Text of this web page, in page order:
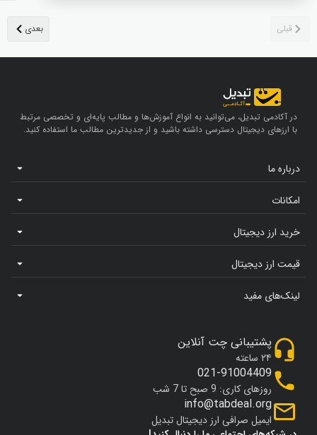
در آکادمی تبدیل، می‌توانید به انواع آموزش‌ها و مطالب پایه‌ای و تخصصی مرتبط
با ارزهای دیجیتال دسترسی داشته باشید و از جدیدترین مطالب ما استفاده کنید.
درباره ما
امکانات
خرید ارز دیجیتال
قیمت ارز دیجیتال
لینک‌های مفید
پشتیبانی چت آنلاین
۲۴ ساعته
021-91004409
روزهای کاری: 9 صبح تا 7 شب
info@tabdeal.org
ایمیل صرافی ارز دیجیتال تبدیل